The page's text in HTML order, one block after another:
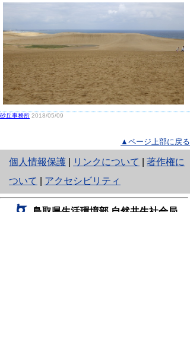
砂丘事務所 2018/05/09
▲ページ上部に戻る
個人情報保護
と
り
ネ
リンクについて
著作権に
ついて
アクセシビリティ
鳥取県生活環境部 自然共生社会局